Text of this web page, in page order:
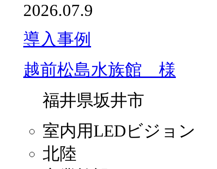
2026.07.9
導入事例
越前松島水族館 様
福井県坂井市
室内用LEDビジョン
北陸